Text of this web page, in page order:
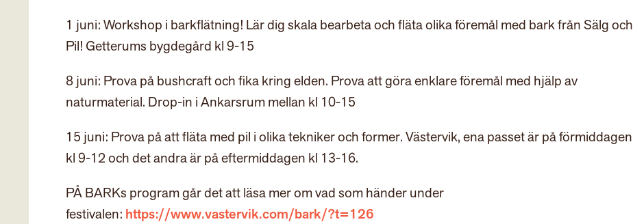
1 juni: Workshop i barkflätning! Lär dig skala bearbeta och fläta olika föremål med bark från Sälg och
Pil! Getterums bygdegård kl 9-15
8 juni: Prova på bushcraft och fika kring elden. Prova att göra enklare föremål med hjälp av
naturmaterial. Drop-in i Ankarsrum mellan kl 10-15
15 juni: Prova på att fläta med pil i olika tekniker och former. Västervik, ena passet är på förmiddagen
kl 9-12 och det andra är på eftermiddagen kl 13-16.
PÅ BARKs program går det att läsa mer om vad som händer under
festivalen: https://www.vastervik.com/bark/?t=126